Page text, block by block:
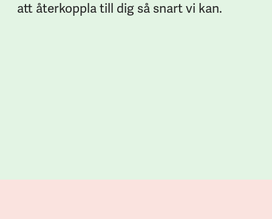
att återkoppla till dig så snart vi kan.